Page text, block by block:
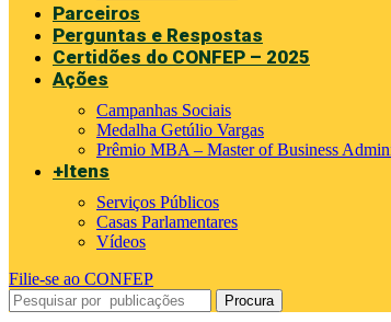
Parceiros
Perguntas e Respostas
Certidões do CONFEP – 2025
Ações
Campanhas Sociais
Medalha Getúlio Vargas
Prêmio MBA – Master of Business
+Itens
Serviços Públicos
Casas Parlamentares
Vídeos
Filie-se ao CONFEP
Procura